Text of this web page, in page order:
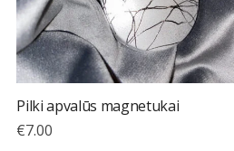
Pilki apvalūs magnetukai
€7.00